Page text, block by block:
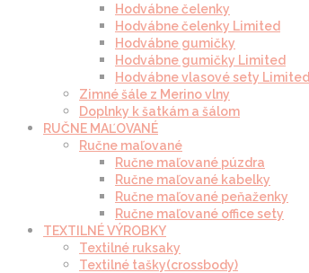
Hodvábne čelenky
Hodvábne čelenky Limited
Hodvábne gumičky
Hodvábne gumičky Limited
Hodvábne vlasové sety Limited
Zimné šále z Merino vlny
Doplnky k šatkám a šálom
RUČNE MAĽOVANÉ
Ručne maľované
Ručne maľované púzdra
Ručne maľované kabelky
Ručne maľované peňaženky
Ručne maľované office sety
TEXTILNÉ VÝROBKY
Textilné ruksaky
Textilné tašky(crossbody)